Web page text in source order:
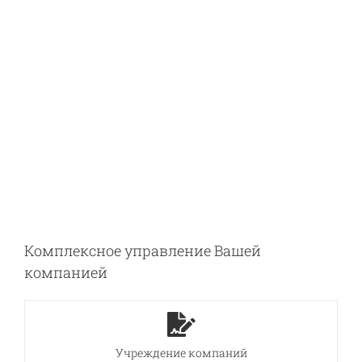
Комплексное управление Вашей
компанией
Учреждение компаний